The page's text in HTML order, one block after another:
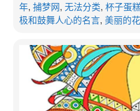
年, 捕梦网, 无法分类, 杯子蛋
极和鼓舞人心的名言, 美丽的